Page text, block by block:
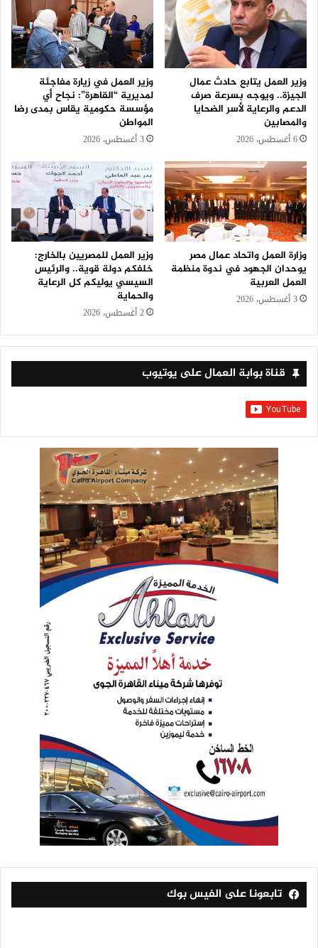
وزير العمل يتابع حادث عمال
الجيزة.. ويوجه بسرعة صرف
الدعم والرعاية لأسر الضحايا
والمصابين
6 أغسطس، 2026
وزير العمل في زيارة مفاجئة
لمديرية “القاهرة”: نجاح أي
مؤسسة حكومية يقاس بمدى رضا
المواطن
3 أغسطس، 2026
وزارة العمل واتحاد عمال مصر
يوحدان الجهود في ندوة منظمة
العمل العربية
3 أغسطس، 2026
وزير العمل للمصريين بالخارج:
خلفكم دولة قوية.. والرئيس
السيسي يوليكم كل الرعاية
والحماية
2 أغسطس، 2026
قناة بوابة العمال على يوتيوب
تابعونا على الفيس بوك